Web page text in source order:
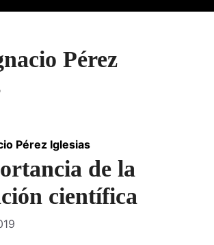
Pérez
de la
científica
Pérez Iglesias